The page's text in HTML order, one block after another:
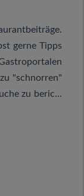
gerne Tipps
"schnorren"
zu beric...